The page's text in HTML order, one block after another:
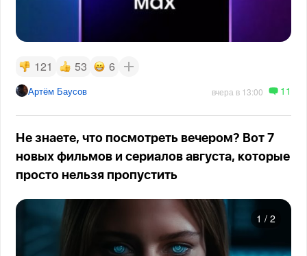
121 53 6
Артём Баусов вчера в 13:00 11
Не знаете, что посмотреть вечером? Вот 7
новых фильмов и сериалов августа, которые
просто нельзя пропустить
1 / 2